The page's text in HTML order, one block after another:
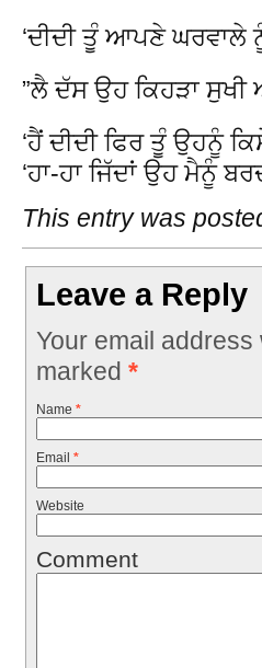
‘ਦੀਦੀ ਤੂੰ ਆਪਣੇ ਘਰਵਾਲੇ
”ਲੈ ਦੱਸ ਉਹ ਕਿਹੜਾ
‘ਹੈਂ ਦੀਦੀ ਫਿਰ ਤੂੰ ਉਹਨੂੰ
‘ਹਾ-ਹਾ ਜਿੱਦਾਂ ਉਹ ਮੈਨੂੰ
This entry was
Leave a Reply
Your email
marked *
Name *
Email *
Website
Comment